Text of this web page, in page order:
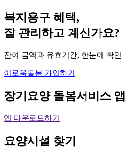
복지용구 혜택,
잘 관리하고 계신가요?
잔여 금액과 유효기간, 한눈에 확인
이로움돌봄 가입하기
장기요양 돌봄서비스 앱
앱 다운로드하기
요양시설 찾기